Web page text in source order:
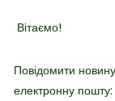
Вітаємо!
Повідомити
електронну пошту: